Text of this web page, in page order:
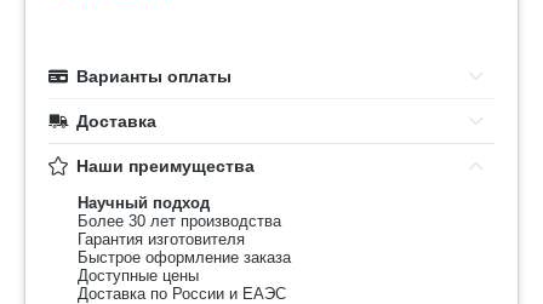
Варианты оплаты
Доставка
Наши преимущества
Научный подход
Более 30 лет производства
Гарантия изготовителя
Быстрое оформление заказа
Доступные цены
Доставка по России и ЕАЭС